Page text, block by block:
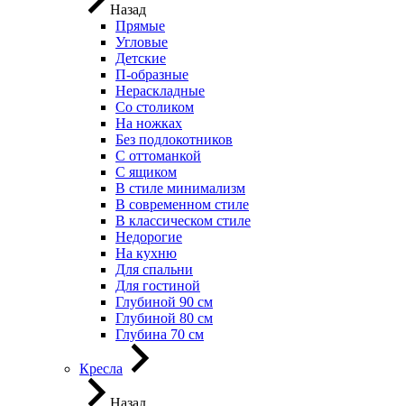
Назад
Прямые
Угловые
Детские
П-образные
Нераскладные
Со столиком
На ножках
Без подлокотников
С оттоманкой
С ящиком
В стиле минимализм
В современном стиле
В классическом стиле
Недорогие
На кухню
Для спальни
Для гостиной
Глубиной 90 см
Глубиной 80 см
Глубина 70 см
Кресла
Назад